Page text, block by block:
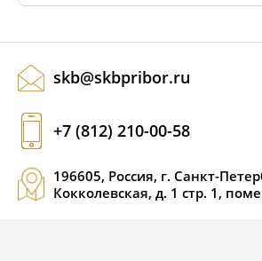
skb@skbpribor.ru
+7 (812) 210-00-58
196605, Россия, г. Санкт-
Кокколевская, д. 1 стр. 1,